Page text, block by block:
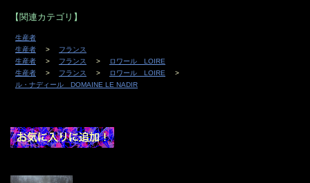
【関連カテゴリ】
生産者
生産者
フランス
生産者
フランス
ロワール LOIRE
生産者
フランス
ロワール LOIRE
ル・ナディール DOMAINE LE NADIR